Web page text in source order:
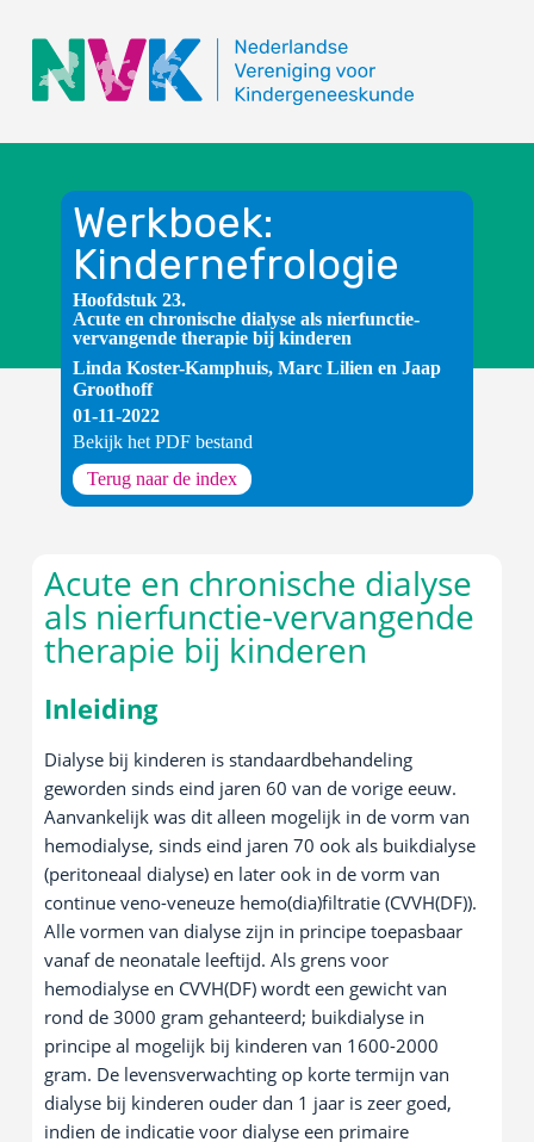
Werkboek:
Kindernefrologie
Hoofdstuk 23.
Acute en chronische dialyse als nierfunctie-
vervangende therapie bij kinderen
Linda Koster-Kamphuis, Marc Lilien en Jaap
Groothoff
01-11-2022
Bekijk het PDF bestand
Terug naar de index
Acute en chronische dialyse
als nierfunctie-vervangende
therapie bij kinderen
Inleiding
Dialyse bij kinderen is standaardbehandeling
geworden sinds eind jaren 60 van de vorige eeuw.
Aanvankelijk was dit alleen mogelijk in de vorm van
hemodialyse, sinds eind jaren 70 ook als buikdialyse
(peritoneaal dialyse) en later ook in de vorm van
continue veno-veneuze hemo(dia)filtratie (CVVH(DF)).
Alle vormen van dialyse zijn in principe toepasbaar
vanaf de neonatale leeftijd. Als grens voor
hemodialyse en CVVH(DF) wordt een gewicht van
rond de 3000 gram gehanteerd; buikdialyse in
principe al mogelijk bij kinderen van 1600-2000
gram. De levensverwachting op korte termijn van
dialyse bij kinderen ouder dan 1 jaar is zeer goed,
indien de indicatie voor dialyse een primaire